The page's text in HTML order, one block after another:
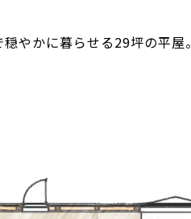
やかに暮らせる29坪の平屋。